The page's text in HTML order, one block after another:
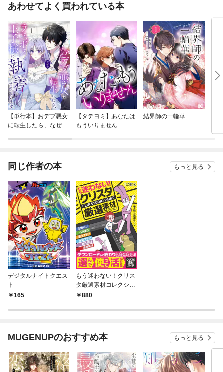
あわせてよく買われている本
【単行本】おデブ悪女
に転生したら、なぜか
【タテヨミ】あなたは
もういりません
結界師の一輪華
バ
今
同じ作者の本 もっと見る
デジタルナイトクエス
ト
165
もう迷わない！クリス
タ厳選素材コレクショ
ン880
MUGENUPのおすすめ本 もっと見る